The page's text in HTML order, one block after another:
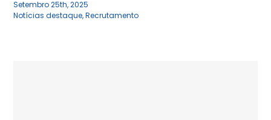
Setembro 25th, 2025
Notícias destaque,Recrutamento